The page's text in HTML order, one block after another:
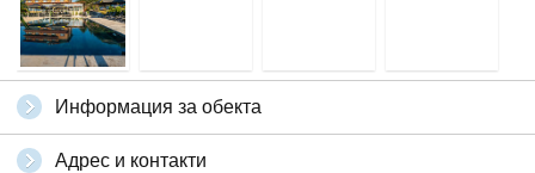
Информация за обекта
Адрес и контакти